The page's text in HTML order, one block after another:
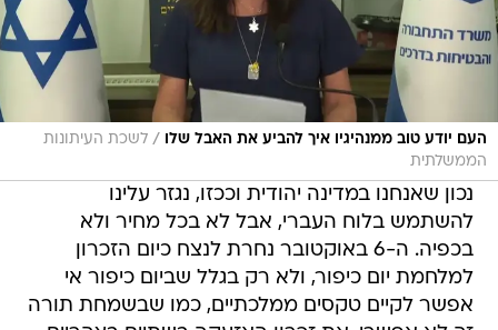
העם יודע טוב ממנהיגיו איך להביע את האבל שלו / לשכת העיתונות
הממשלתית
נכון שאנחנו במדינה יהודית וככזו, נגזר עלינו
להשתמש בלוח העברי, אבל לא בכל מחיר ולא
בכפיה. ה-6 באוקטובר נחרת לנצח כיום הזכרון
למלחמת יום כיפור, ולא רק בגלל שביום כיפור אי
אפשר לקיים טקסים ממלכתיים, כמו שבשמחת תורה